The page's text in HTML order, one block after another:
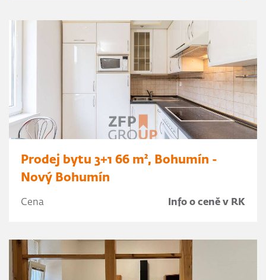
Prodej bytu 3+1 66 m², Bohumín -
Nový Bohumín
Cena Info o ceně v RK